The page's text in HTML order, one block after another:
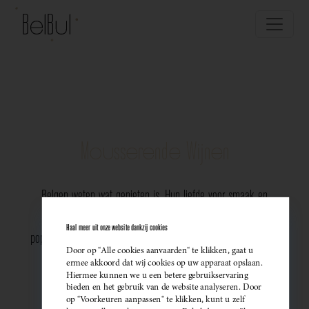
Belgen weten wat genieten is. Hun liefde voor smaak en
populariteit van Belgische mousserende wijnen. Meer dan ooit
kiezen ze bewust voor lokale bubbels — ideaal als
sprankelend aperitief of als verfijnde match bij een
gastronomisch diner. Santé!
Haal meer uit onze website dankzij cookies
Door op "Alle cookies aanvaarden" te klikken, gaat u
ermee akkoord dat wij cookies op uw apparaat opslaan.
Hiermee kunnen we u een betere gebruikservaring
bieden en het gebruik van de website analyseren. Door
op "Voorkeuren aanpassen" te klikken, kunt u zelf